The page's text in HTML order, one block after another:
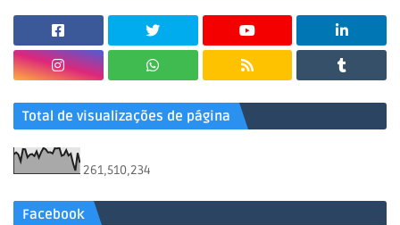
Total de visualizações de página
261,510,234
Facebook